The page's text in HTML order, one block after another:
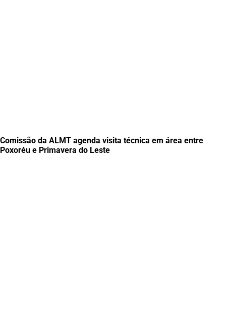
Comissão da ALMT agenda visita técnica em área entre
Poxoréu e Primavera do Leste